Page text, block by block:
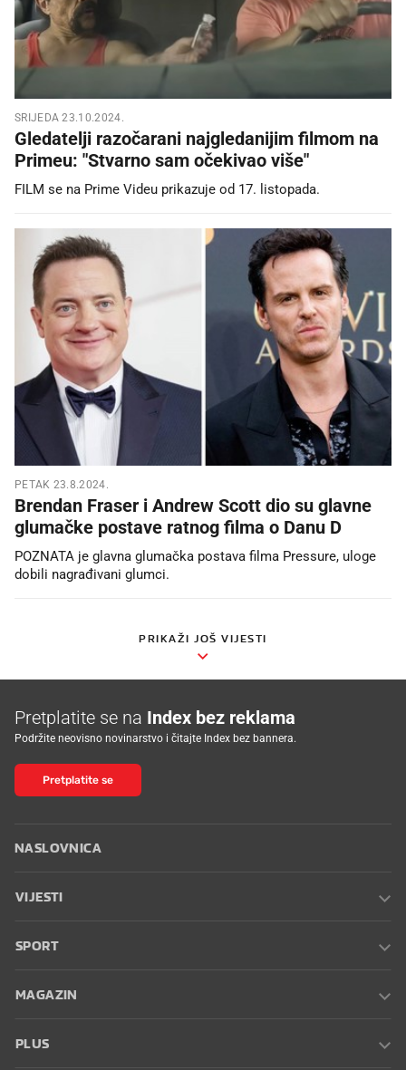
SRIJEDA 23.10.2024.
Gledatelji razočarani najgledanijim filmom na
Primeu: "Stvarno sam očekivao više"
FILM se na Prime Videu prikazuje od 17. listopada.
PETAK 23.8.2024.
Brendan Fraser i Andrew Scott dio su glavne
glumačke postave ratnog filma o Danu D
POZNATA je glavna glumačka postava filma Pressure, uloge
dobili nagrađivani glumci.
PRIKAŽI JOŠ VIJESTI
Pretplatite se na Index bez reklama
Podržite neovisno novinarstvo i čitajte Index bez bannera.
Pretplatite se
NASLOVNICA
VIJESTI
SPORT
MAGAZIN
PLUS